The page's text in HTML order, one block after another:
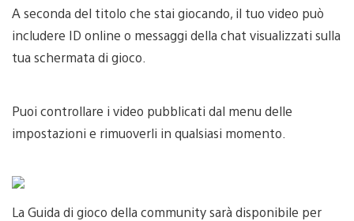
A seconda del titolo che stai giocando, il tuo video può
includere ID online o messaggi della chat visualizzati sulla
tua schermata di gioco.
Puoi controllare i video pubblicati dal menu delle
impostazioni e rimuoverli in qualsiasi momento.
La Guida di gioco della community sarà disponibile per